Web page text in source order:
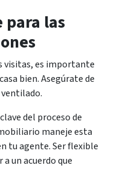
para las
visitas, es importante
bien. Asegúrate de
del proceso de
maneje esta
tu agente. Ser flexible
un acuerdo que